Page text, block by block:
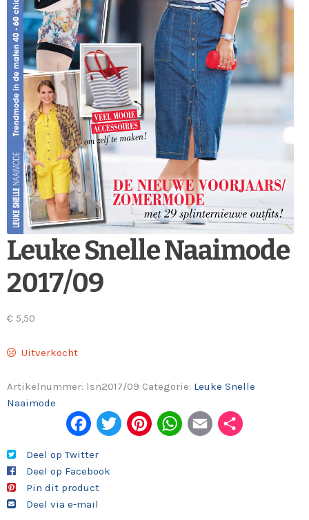
Leuke Snelle Naaimode
2017/09
€ 5,50
Uitverkocht
Artikelnummer: lsn2017/09 Categorie: Leuke Snelle
Naaimode
Fac
ebo
ok
Twi
Pint
Wh
Em
Deel op Twitter
Deel op Facebook
Pin dit product
Deel via e-mail